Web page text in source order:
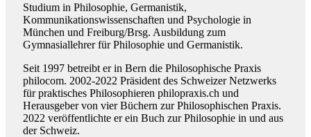
Studium in Philosophie, Germanistik,
Kommunikationswissenschaften und Psychologie in
München und Freiburg/Brsg. Ausbildung zum
Gymnasiallehrer für Philosophie und Germanistik.
Seit 1997 betreibt er in Bern die Philosophische Praxis
philocom. 2002-2022 Präsident des Schweizer Netzwerks
für praktisches Philosophieren philopraxis.ch und
Herausgeber von vier Büchern zur Philosophischen Praxis.
2022 veröffentlichte er ein Buch zur Philosophie in und aus
der Schweiz.